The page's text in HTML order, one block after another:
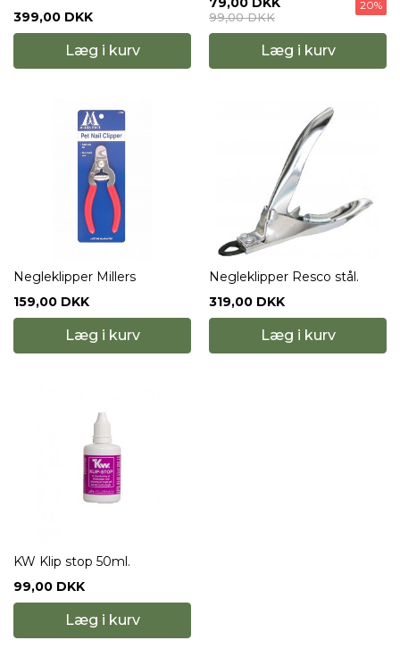
399,00 DKK
Læg i kurv
99,00 DKK
20%
Læg i kurv
Negleklipper Millers
159,00 DKK
Læg i kurv
Negleklipper Resco stål.
319,00 DKK
Læg i kurv
KW Klip stop 50ml.
99,00 DKK
Læg i kurv